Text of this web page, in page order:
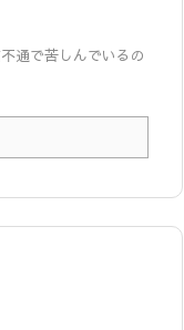
通で苦しんでいるの